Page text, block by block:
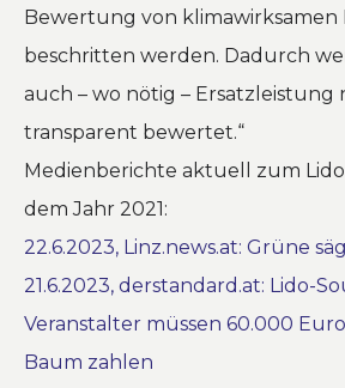
Bewertung von klimawirksamen
beschritten werden. Dadurch
auch – wo nötig – Ersatzleistung
transparent bewertet.“
Medienberichte aktuell zum
dem Jahr 2021:
22.6.2023, Linz.news.at: Grüne
21.6.2023, derstandard.at: Lido-
Veranstalter müssen 60.000
Baum zahlen